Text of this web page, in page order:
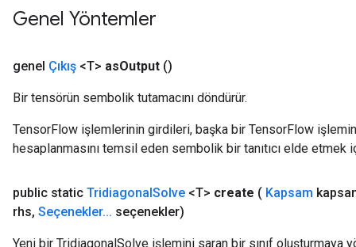
Genel Yöntemler
genel Çıkış <T> asOutput ()
Bir tensörün sembolik tutamacını döndürür.
TensorFlow işlemlerinin girdileri, başka bir TensorFlow
hesaplanmasını temsil eden sembolik bir tanıtıcı elde etmek
public static TridiagonalSolve <T> create ( Kapsam
rhs, Seçenekler... seçenekler)
Yeni bir TridiagonalSolve işlemini saran bir sınıf oluşturmaya